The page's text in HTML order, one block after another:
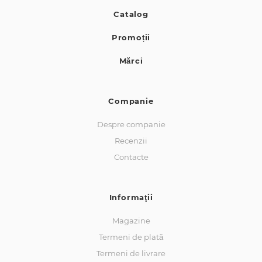
Catalog
Promoții
Mărci
Companie
Despre companie
Recenzii
Contacte
Informaţii
Magazine
Termeni de plată
Termeni de livrare